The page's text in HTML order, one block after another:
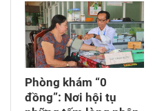
Phòng khám “0
đồng”: Nơi hội tụ